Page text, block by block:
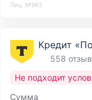
Лиц. №963
Кредит
558
Сумма
Не подходит